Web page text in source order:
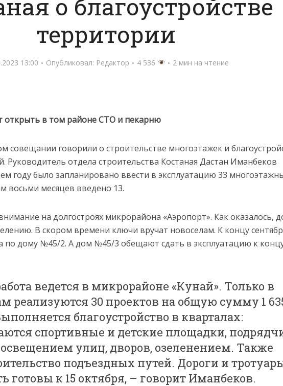
о благоустройстве
территории
13:00 Опубликовал: Редактор 4 536 2 мин на чтение
открыть в том районе СТО и пекарню
совещании говорили о строительстве многоэтажек и
Руководитель отдела строительства Костаная Дастан Иманбеков
году было запланировано ввести в эксплуатацию 33
восьми месяцев введено 13.
на долгостроях микрорайона «Аэропорт». Как оказалось,
В скором времени ключи вручат новоселам. К концу
по дому №45/2. А дом №45/3 обещают сдать в эксплуатацию к
ведется в микрорайоне «Кунай». Только в
реализуются 30 проектов на общую сумму 1
благоустройство в кварталах:
спортивные и детские площадки,
улиц, дворов, озеленением. Также
подъездных путей. Дороги и
готовы к 15 октября, – говорит Иманбеков.